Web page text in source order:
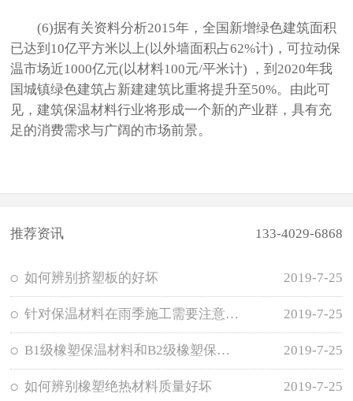
(6)据有关资料分析2015年，全国新增绿色建筑面积
已达到10亿平方米以上(以外墙面积占62%计)，可拉动保
温市场近1000亿元(以材料100元/平米计) ，到2020年我
国城镇绿色建筑占新建建筑比重将提升至50%。由此可
见，建筑保温材料行业将形成一个新的产业群，具有充
足的消费需求与广阔的市场前景。
推荐资讯 133-4029-6868
如何辨别挤塑板的好坏 2019-7-25
针对保温材料在雨季施工需要注意哪些事项？ 2019-7-25
B1级橡塑保温材料和B2级橡塑保温材料的区别 2019-7-25
如何辨别橡塑绝热材料质量好坏 2019-7-25